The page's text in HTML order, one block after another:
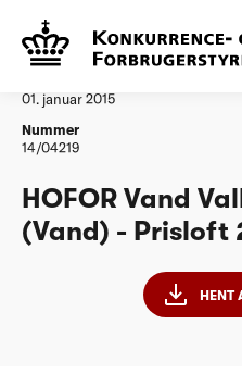
Vandtilsyn
01. januar 2015
Nummer
14/04219
HOFOR Vand
(Vand) - Prisloft
HENT